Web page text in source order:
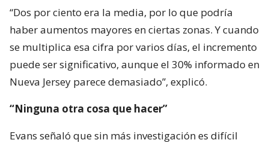
“Dos por ciento era la media, por lo que podría
haber aumentos mayores en ciertas zonas. Y cuando
se multiplica esa cifra por varios días, el incremento
puede ser significativo, aunque el 30% informado en
Nueva Jersey parece demasiado”, explicó.
“Ninguna otra cosa que hacer”
Evans señaló que sin más investigación es difícil